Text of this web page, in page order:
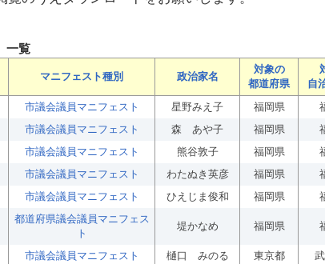
一覧
マニフェスト種別 政治家名
対象の
都道府県
自
市議会議員マニフェスト 星野みえ子 福岡県
市議会議員マニフェスト 森 あや子 福岡県
市議会議員マニフェスト 熊谷敦子 福岡県
市議会議員マニフェスト わたぬき英彦 福岡県
市議会議員マニフェスト ひえじま俊和 福岡県
都道府県議会議員マニフェス
ト
堤かなめ 福岡県
市議会議員マニフェスト 樋口 みのる 東京都